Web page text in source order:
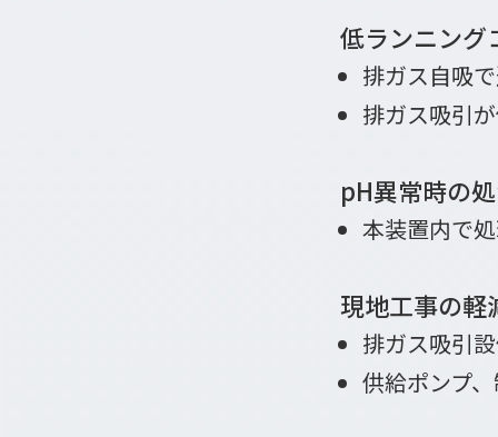
低ランニング
排ガス自吸
排ガス吸引
pH異常時の
本装置内で
現地工事の軽
排ガス吸引
供給ポンプ